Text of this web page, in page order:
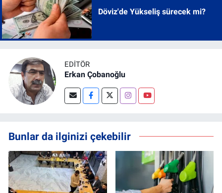
Döviz'de Yükseliş sürecek mi?
EDITÖR
Erkan Çobanoğlu
Bunlar da ilginizi çekebilir